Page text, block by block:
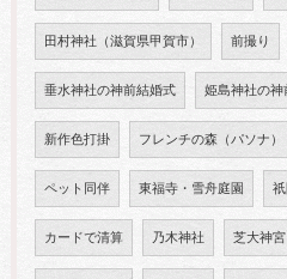
田村神社（滋賀県甲賀市） 前撮り
垂水神社の神前結婚式 姫島神社の神
新作色打掛 フレンチの森（パソナ）
ペット同伴 東福寺・雪舟庭園
カードで清算 乃木神社 芝大神宮